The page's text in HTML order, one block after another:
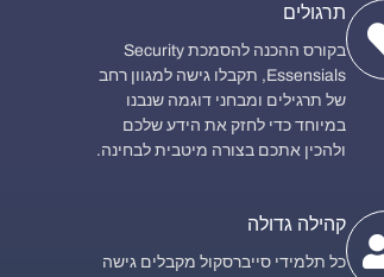
תרגולים
בקורס ההכנה להסמכת Security
Essensials, תקבלו גישה למגוון רחב
של תרגילים ומבחני דוגמה שנבנו
במיוחד כדי לחזק את הידע שלכם
ולהכין אתכם בצורה מיטבית לבחינה.
קהילה גדולה
כל תלמידי סייברסקול מקבלים גישה